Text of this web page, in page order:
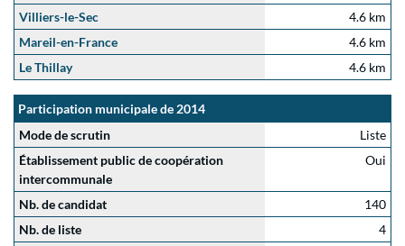
Villiers-le-Sec
4.6 km
Mareil-en-France
4.6 km
Le Thillay
4.6 km
Participation municipale de 2014
Mode de scrutin
Liste
Établissement public de coopération
intercommunale
Oui
Nb. de candidat
140
Nb. de liste
4